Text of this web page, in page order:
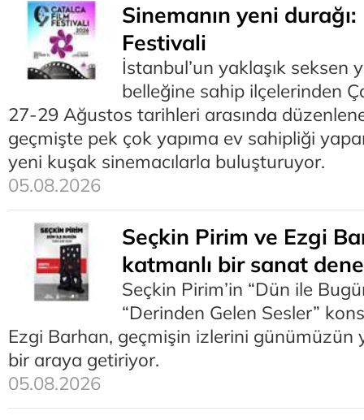
Sinemanın yeni
Festivali
İstanbul’un yaklaşık seksen
belleğine sahip ilçelerinden
27-29 Ağustos tarihleri arasında
geçmişte pek çok yapıma ev sahipliği
yeni kuşak sinemacılarla buluşturuyor.
05.08.2026
Seçkin Pirim ve Ezgi
katmanlı bir sanat
Seçkin Pirim’in “Dün ile
“Derinden Gelen Sesler”
Ezgi Barhan, geçmişin izlerini günümüzün
bir araya getiriyor.
05.08.2026